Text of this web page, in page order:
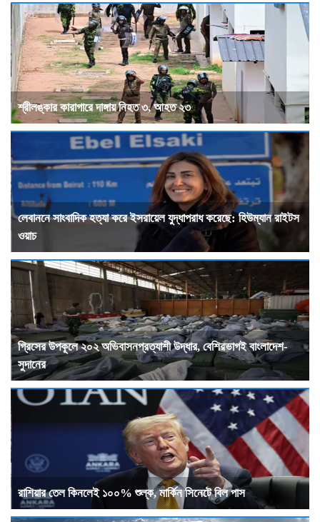
শ্রীলঙ্কার কারাগারে দাঙ্গায় নিহত ৩, আহত ২৩
লেবাননে সাংবাদিক হত্যা করে ইসরায়েল যুদ্ধাপরাধ করেছে: হিউম্যান রাইটস
ওয়াচ
গ্রিসের উপকূলে ২০২ অভিবাসনপ্রত্যাশী উদ্ধার, বেশিরভাগই বাংলাদেশ-
সুদানের
রাশিয়ার তেল কিনলেই ১০০% শুল্ক, মার্কিন সিনেটে বিল পাস